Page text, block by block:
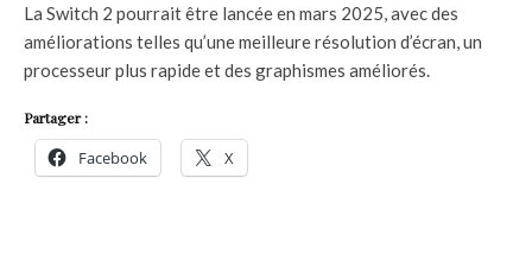
La Switch 2 pourrait être lancée en mars 2025, avec des
améliorations telles qu’une meilleure résolution d’écran, un
processeur plus rapide et des graphismes améliorés.
Partager :
Facebook X